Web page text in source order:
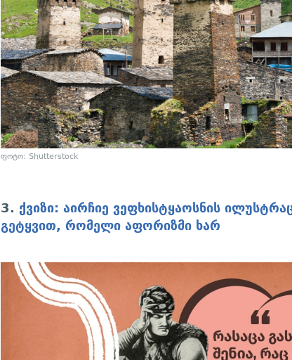
ფოტო: Shutterstock
3. ქვიზი: აირჩიე ვეფხისტყაოსნის
გეტყვით, რომელი აფორიზმი ხარ